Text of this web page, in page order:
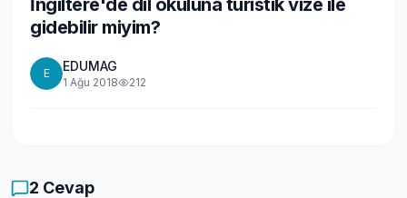
İngiltere'de dil okuluna turistik vize ile
gidebilir miyim?
E EDUMAG
1 Ağu 2018 212
2 Cevap